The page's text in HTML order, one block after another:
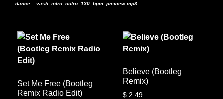
_dance__vash_intro_outro_130_bpm_preview.mp3
Set Me Free (Bootleg
Remix Radio Edit)
Believe (Bootleg
Remix)
$ 2.49